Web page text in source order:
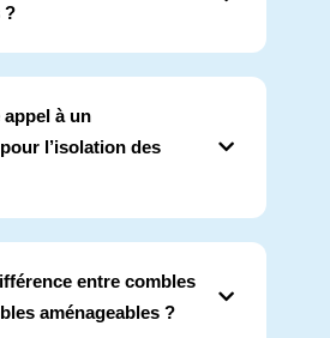
?
à un
l’isolation des
entre combles
aménageables ?